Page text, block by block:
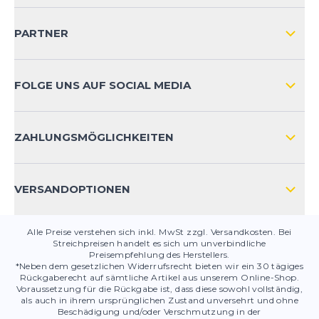
Vielseitig einsetzbar für jedes Training
Dieser Schuh ist ein echter Allrounder: Ob
intensive Intervalle auf der Straße oder der Bahn –
einsetzbar, herrlich leicht und bietet trotzdem eine
zusätzliches Plus ist.
Für mich ist der Adizero Evo SL eine hervorragende
Alternative zu den früheren Boston-Modellen. Das
leichten Schuh für diverse Trainingseinheiten sucht,
wird hier definitiv glücklich!
Claudius 22.06.25
Dieser Laufschuh ist nicht nur reaktionsfreudig,
KONTAKT
PRODUKTSICHERHEIT
PARTNER
FOLGE UNS AUF SOCIAL MEDIA
ZAHLUNGSMÖGLICHKEITEN
VERSANDOPTIONEN
Alle Preise verstehen sich inkl. MwSt zzgl. Versandkosten. Bei
Streichpreisen handelt es sich um unverbindliche
Preisempfehlung des Herstellers.
*Neben dem gesetzlichen Widerrufsrecht bieten wir ein 30 tägiges
Rückgaberecht auf sämtliche Artikel aus unserem Online-Shop.
Voraussetzung für die Rückgabe ist, dass diese sowohl vollständig,
als auch in ihrem ursprünglichen Zustand unversehrt und ohne
Beschädigung und/oder Verschmutzung in der